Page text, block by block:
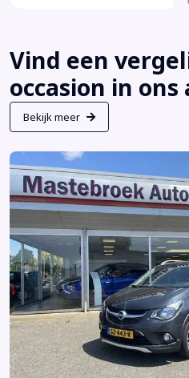
Vind een
occasion in ons
Bekijk meer